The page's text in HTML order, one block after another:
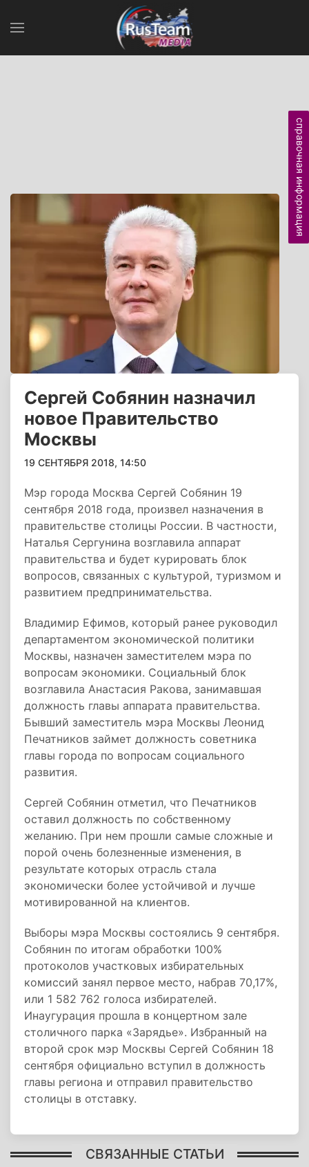
Сергей Собянин назначил
новое Правительство‍
Москвы
19 СЕНТЯБРЯ 2018, 14:50
Мэр города Москва Сергей Собянин 19
сентября 2018 года, произвел назначения в
правительстве столицы России. В частности,
Наталья Сергунина возглавила аппарат
правительства и будет курировать блок
вопросов, связанных с культурой, туризмом и
развитием предпринимательства.
Владимир Ефимов, который ранее руководил
департаментом экономической политики
Москвы, назначен заместителем мэра по
вопросам экономики. Социальный блок
возглавила Анастасия Ракова, занимавшая
должность главы аппарата правительства.
Бывший заместитель мэра Москвы Леонид
Печатников займет должность советника
главы города по вопросам социального
развития.
Сергей Собянин отметил, что Печатников
оставил должность по собственному
желанию. При нем прошли самые сложные и
порой очень болезненные изменения, в
результате которых отрасль стала
экономически более устойчивой и лучше
мотивированной на клиентов.
Выборы мэра Москвы состоялись 9 сентября.
Собянин по итогам обработки 100%
протоколов участковых избирательных
комиссий занял первое место, набрав 70,17%,
или 1 582 762 голоса избирателей.
Инаугурация прошла в концертном зале
столичного парка «Зарядье». Избранный на
второй срок мэр Москвы Сергей Собянин 18
сентября официально вступил в должность
главы региона и отправил правительство
столицы в отставку.
СВЯЗАННЫЕ СТАТЬИ
справочная информация